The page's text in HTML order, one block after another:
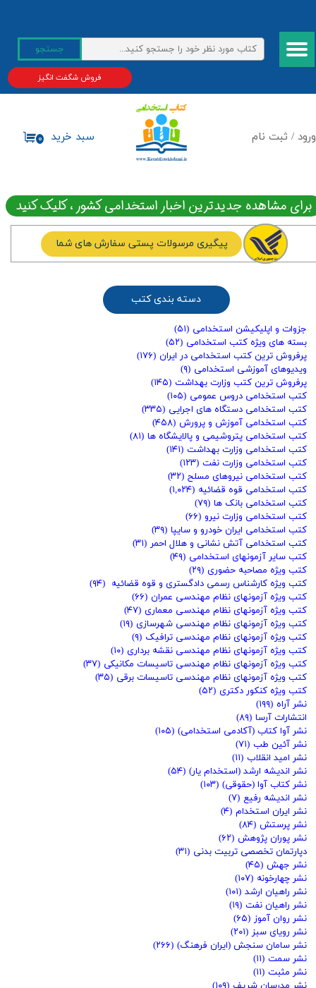
ورود / ثبت نام
حساب کاربری من
تغییر گذر واژه
سفارشات
جستجو
۰ سبد خرید
فروش شگفت انگیز
برای مشاهده جدیدترین اخبار استخدامی کشور ، کلیک کنید
پیگیری مرسولات پستی سفارش های شما
جزوات و اپلیکیشن استخدامی (۵۱)
بسته های ویژه کتب استخدامی (۵۲)
پرفروش ترین کتب استخدامی در ایران (۱۷۶)
ویدیوهای آموزشی استخدامی (۹)
پرفروش ترین کتب وزارت بهداشت (۱۴۵)
کتب استخدامی دروس عمومی (۱۰۵)
کتب استخدامی دستگاه های اجرایی (۳۳۵)
کتب استخدامی آموزش و پرورش (۴۵۸)
کتب استخدامی پتروشیمی و پالایشگاه ها (۸۱)
کتب استخدامی وزارت بهداشت (۱۴۱)
کتب استخدامی وزارت نفت (۱۲۳)
کتب استخدامی نیروهای مسلح (۳۲)
کتب استخدامی قوه قضائیه (۱,۰۲۴)
کتب استخدامی بانک ها (۷۹)
کتب استخدامی وزارت نیرو (۶۶)
کتب استخدامی ایران خودرو و سایپا (۳۹)
کتب استخدامی آتش نشانی و هلال احمر (۳۱)
کتب سایر آزمونهای استخدامی (۴۹)
کتب ویژه مصاحبه حضوری (۲۹)
کتب ویژه کارشناس رسمی دادگستری و قوه قضائیه (۹۴)
کتب ویژه آزمونهای نظام مهندسی عمران (۶۶)
کتب ویژه آزمونهای نظام مهندسی معماری (۴۷)
کتب ویژه آزمونهای نظام مهندسی شهرسازی (۱۹)
کتب ویژه آزمونهای نظام مهندسی ترافیک (۹)
کتب ویژه آزمونهای نظام مهندسی نقشه برداری (۱۰)
کتب ویژه آزمونهای نظام مهندسی تاسیسات مکانیکی (۳۷)
کتب ویژه آزمونهای نظام مهندسی تاسیسات برقی (۳۵)
کتب ویژه کنکور دکتری (۵۲)
نشر آراه (۱۹۹)
انتشارات آرسا (۸۹)
نشر آوا کتاب (آکادمی استخدامی) (۱۰۵)
نشر آئین طب (۷۱)
نشر امید انقلاب (۱۱)
نشر اندیشه ارشد (استخدام یار) (۵۴)
نشر کتاب آوا (حقوقی) (۱۰۳)
نشر اندیشه رفیع (۷)
نشر ایران استخدام (۴)
نشر پرستش (۸۴)
نشر پوران پژوهش (۶۲)
دپارتمان تخصصی تربیت بدنی (۳۱)
نشر جهش (۴۵)
نشر چهارخونه (۱۰۷)
نشر راهیان ارشد (۱۰۱)
نشر راهیان نفت (۱۹)
نشر روان آموز (۶۵)
نشر رویای سبز (۲۰۱)
نشر سامان سنجش (ایران فرهنگ) (۲۶۶)
نشر سمت (۱۱)
نشر مثبت (۱۱)
دسته بندی کتب